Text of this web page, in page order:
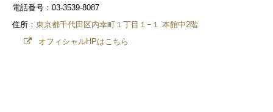
電話番号：03-3539-8087
住所： 東京都千代田区内幸町１丁目１−１ 本館中2階
オフィシャルHPはこちら